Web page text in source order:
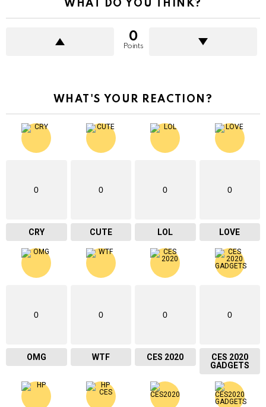
WHAT DO YOU THINK?
0
Points
WHAT'S YOUR REACTION?
0
CRY
0
CUTE
0
LOL
0
LOVE
0
OMG
0
WTF
0
CES 2020
0
CES 2020
GADGETS